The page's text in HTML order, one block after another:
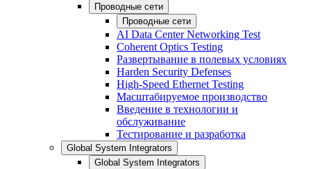
Проводные сети
Проводные сети
AI Data Center Networking Test
Coherent Optics Testing
Развертывание в полевых условиях
Harden Security Defenses
High-Speed Ethernet Testing
Масштабируемое производство
Введение в технологии и
обслуживание
Тестирование и разработка
Global System Integrators
Global System Integrators